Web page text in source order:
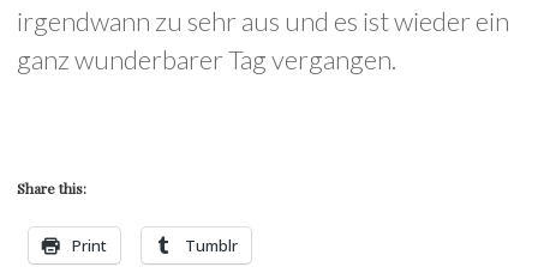
irgendwann zu sehr aus und es ist wieder ein
ganz wunderbarer Tag vergangen.
Share this:
Print Tumblr